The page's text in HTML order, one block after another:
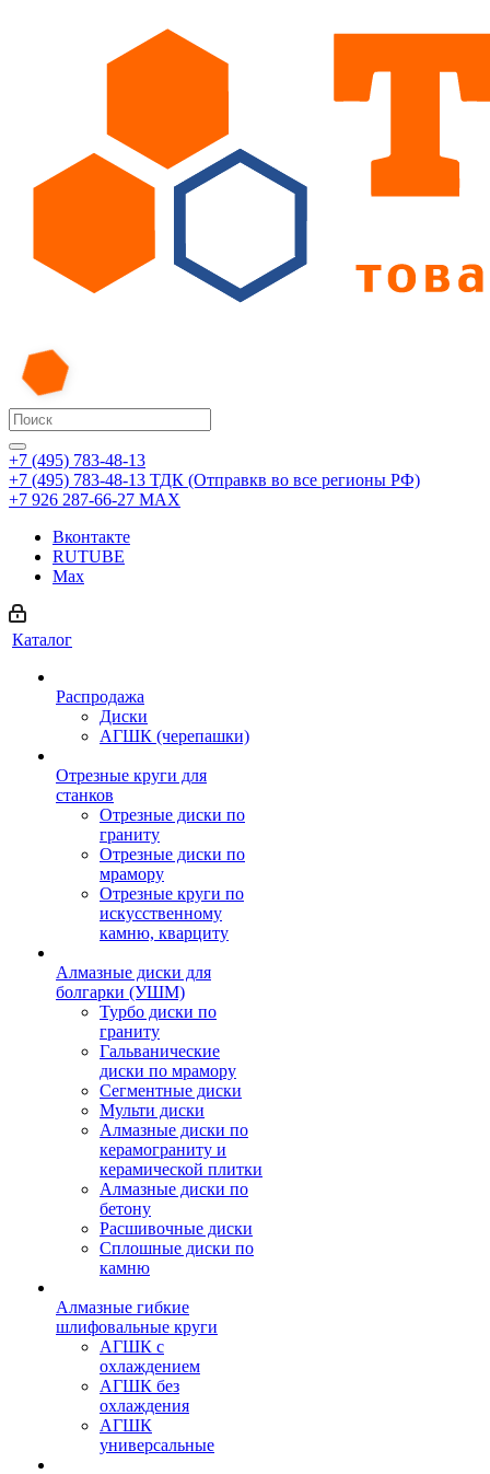
+7 (495) 783-48-13
+7 (495) 783-48-13 ТДК (Отправкв во все регионы РФ)
+7 926 287-66-27 МАХ
Вконтакте
RUTUBE
Max
Каталог
Распродажа
Диски
АГШК (черепашки)
Отрезные круги для
станков
Отрезные диски по
граниту
Отрезные диски по
мрамору
Отрезные круги по
искусственному
камню, кварциту
Алмазные диски для
болгарки (УШМ)
Турбо диски по
граниту
Гальванические
диски по мрамору
Сегментные диски
Мульти диски
Алмазные диски по
керамограниту и
керамической плитки
Алмазные диски по
бетону
Расшивочные диски
Сплошные диски по
камню
Алмазные гибкие
шлифовальные круги
АГШК с
охлаждением
АГШК без
охлаждения
АГШК
универсальные